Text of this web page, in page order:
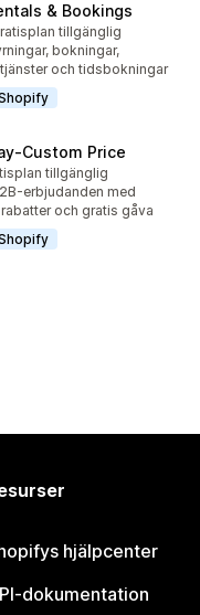
& Bookings
totalt tillgänglig
bokningar,
och tidsbokningar
Price
totalt tillgänglig
erbjudanden med
och gratis gåva
hjälpcenter
dokumentation